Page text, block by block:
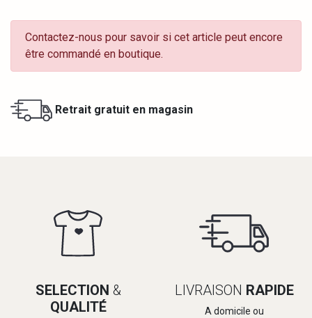
Contactez-nous pour savoir si cet article peut encore
être commandé en boutique.
Retrait gratuit en magasin
SELECTION &
QUALITÉ
LIVRAISON RAPIDE
A domicile ou